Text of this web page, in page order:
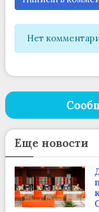
Нет
Еще новости